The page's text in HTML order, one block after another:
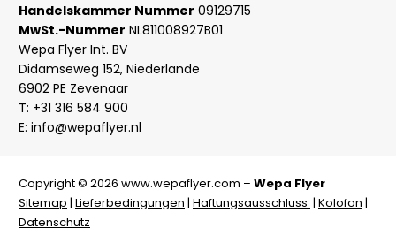
Handelskammer Nummer 09129715
MwSt.-Nummer NL811008927B01
Wepa Flyer Int. BV
Didamseweg 152, Niederlande
6902 PE Zevenaar
T: +31 316 584 900
E: info@wepaflyer.nl
Copyright © 2026 www.wepaflyer.com – Wepa Flyer
Sitemap | Lieferbedingungen | Haftungsausschluss | Kolofon |
Datenschutz